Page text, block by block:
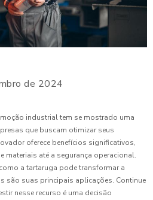
de 2024
industrial tem se mostrado uma
que buscam otimizar seus
oferece benefícios significativos,
materiais até a segurança operacional.
a tartaruga pode transformar a
são suas principais aplicações. Continue
nesse recurso é uma decisão